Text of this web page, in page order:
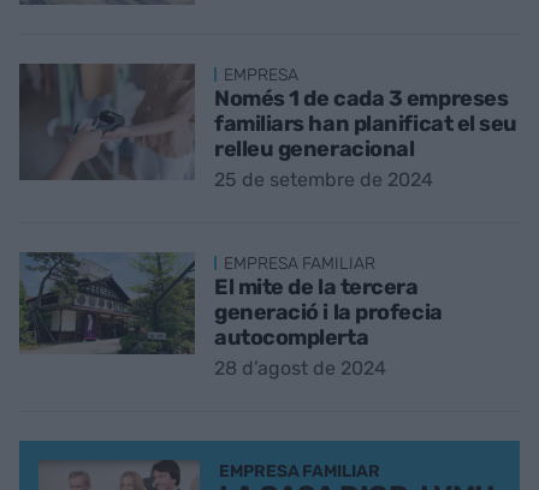
EMPRESA
Només 1 de cada 3 empreses
familiars han planificat el seu
relleu generacional
25 de setembre de 2024
EMPRESA FAMILIAR
El mite de la tercera
generació i la profecia
autocomplerta
28 d’agost de 2024
EMPRESA FAMILIAR